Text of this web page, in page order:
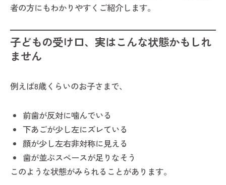
者の方にもわかりやすくご紹介します。
子どもの受け口、実はこんな状態かもしれ
ません
例えば8歳くらいのお子さまで、
前歯が反対に噛んでいる
下あごが少し左にズレている
顔が少し左右非対称に見える
歯が並ぶスペースが足りなそう
このような状態がみられることがあります。